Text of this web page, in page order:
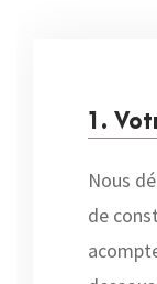
1.
Nous
de